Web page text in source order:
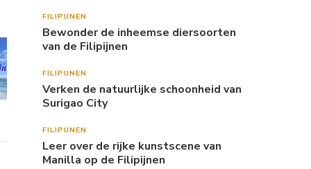
FILIPIJNEN
Bewonder de inheemse diersoorten
van de Filipijnen
FILIPIJNEN
Verken de natuurlijke schoonheid van
Surigao City
FILIPIJNEN
Leer over de rijke kunstscene van
Manilla op de Filipijnen